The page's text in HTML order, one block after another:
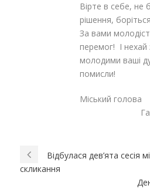
Вірте в себе, не
рішення,
За вами
перемог! І
молодими ваші
помисли!
Міський
Галина
Відбулася дев’ята сесія
скликання